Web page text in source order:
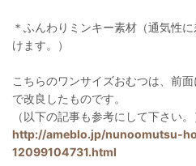
＊ふんわりミンキー素材（通気性
けます。）
こちらのワンサイズおむつは、前
で改良したものです。
（以下の記事も参考にして下さい。
http://ameblo.jp/nunoomutsu-
12099104731.html